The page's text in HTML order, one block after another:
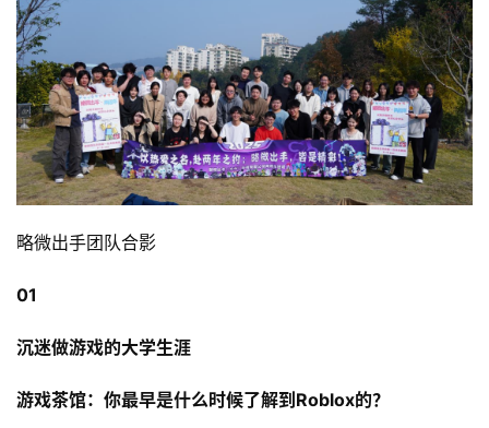
略微出手团队合影
01
沉迷做游戏的大学生涯
游戏茶馆：你最早是什么时候了解到Roblox的？